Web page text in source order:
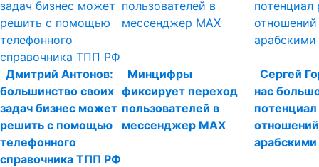
Дмитрий Антонов:
большинство своих
задач бизнес может
решить с помощью
телефонного
справочника ТПП РФ
Минцифры
фиксирует переход
пользователей в
мессенджер МАХ
Сергей
нас
потенциал